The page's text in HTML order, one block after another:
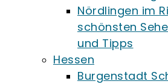
Nördlingen im
schönsten
und Tipps
Hessen
Burgenstadt